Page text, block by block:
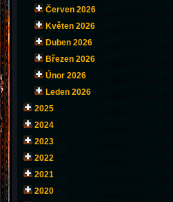
Červen 2026
Květen 2026
Duben 2026
Březen 2026
Únor 2026
Leden 2026
2025
2024
2023
2022
2021
2020